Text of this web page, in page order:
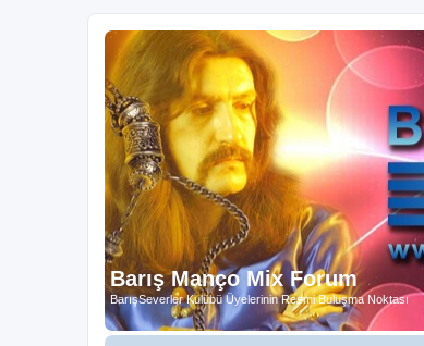
Barış Manço Mix Forum
BarışSeverler Kulübü Üyelerinin Resmi Buluşma Noktası